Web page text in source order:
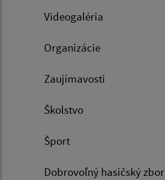
Videogaléria
Organizácie
Zaujímavosti
Školstvo
Šport
Dobrovoľný hasičský zbor